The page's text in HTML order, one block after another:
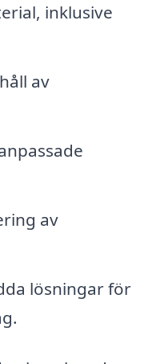
inklusive
av
av
lösningar för